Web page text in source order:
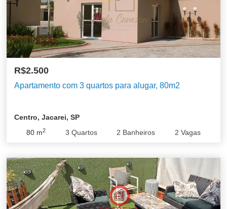
R$2.500
Apartamento com 3 quartos para alugar, 80m2
Centro, Jacarei, SP
80 m2 3 Quartos 2 Banheiros 2 Vagas